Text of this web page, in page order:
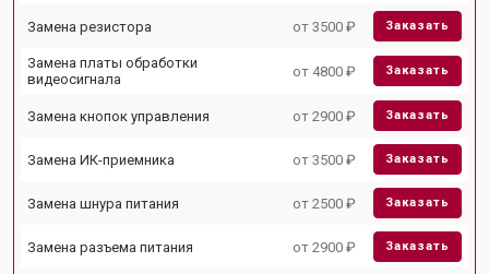
Замена резистора от 3500 ₽ Заказать
Замена платы обработки
видеосигнала
от 4800 ₽ Заказать
Замена кнопок управления от 2900 ₽ Заказать
Замена ИК-приемника от 3500 ₽ Заказать
Замена шнура питания от 2500 ₽ Заказать
Замена разъема питания от 2900 ₽ Заказать